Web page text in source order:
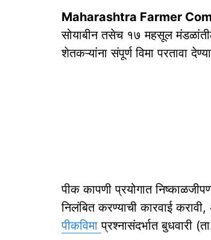
Maharashtra Farmer
सोयाबीन तसेच १७ महसूल
शेतकऱ्यांना संपूर्ण विमा परतावा
पीक कापणी प्रयोगात
निलंबित करण्याची कारवाई
पीकविमाप्रश्नासंदर्भात बुधवारी